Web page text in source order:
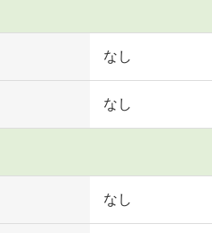
なし
なし
なし